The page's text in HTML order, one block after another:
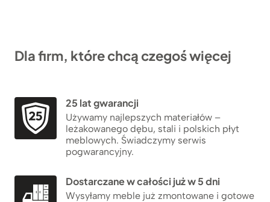
Dla firm, które chcą czegoś więcej
25 lat gwarancji
Używamy najlepszych materiałów –
leżakowanego dębu, stali i polskich płyt
meblowych. Świadczymy serwis
pogwarancyjny.
Dostarczane w całości już w 5 dni
Wysyłamy meble już zmontowane i gotowe